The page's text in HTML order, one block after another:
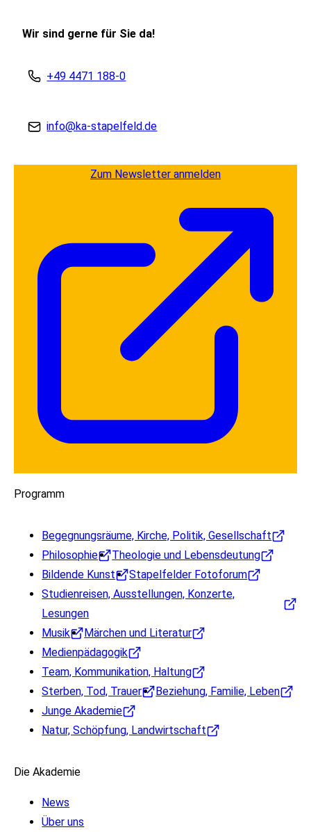
Wir sind gerne für Sie da!
+49 4471 188-0
info@ka-stapelfeld.de
Zum Newsletter anmelden
Programm
Begegnungsräume, Kirche, Politik, Gesellschaft
Philosophie
Theologie und Lebensdeutung
Bildende Kunst
Stapelfelder Fotoforum
Studienreisen, Ausstellungen, Konzerte,
Lesungen
Musik
Märchen und Literatur
Medienpädagogik
Team, Kommunikation, Haltung
Sterben, Tod, Trauer
Beziehung, Familie, Leben
Junge Akademie
Natur, Schöpfung, Landwirtschaft
Die Akademie
News
Über uns